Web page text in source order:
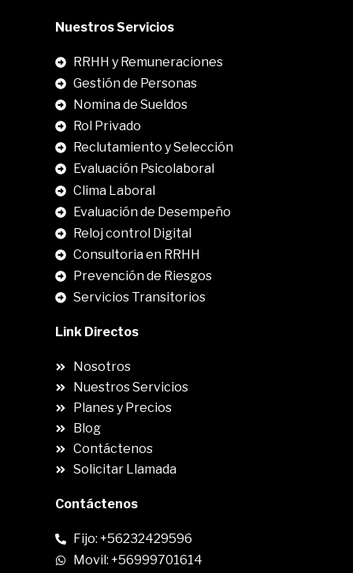
Nuestros Servicios
RRHH y Remuneraciones
Gestión de Personas
Nomina de Sueldos
Rol Privado
Reclutamiento y Selección
Evaluación Psicolaboral
Clima Laboral
Evaluación de Desempeño
Reloj control Digital
Consultoria en RRHH
Prevención de Riesgos
Servicios Transitorios
Link Directos
Nosotros
Nuestros Servicios
Planes y Precios
Blog
Contáctenos
Solicitar Llamada
Contáctenos
Fijo: +56232429596
Movil: +56999701614